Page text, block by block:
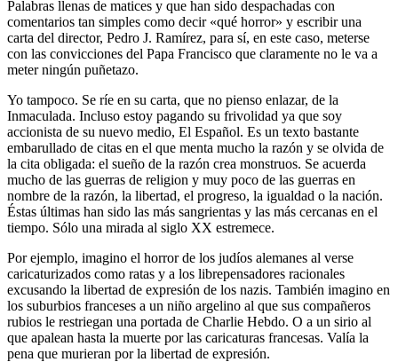
Palabras llenas de matices y que han sido despachadas con
comentarios tan simples como decir «qué horror» y escribir una
carta del director, Pedro J. Ramírez, para sí, en este caso, meterse
con las convicciones del Papa Francisco que claramente no le va a
meter ningún puñetazo.
Yo tampoco. Se ríe en su carta, que no pienso enlazar, de la
Inmaculada. Incluso estoy pagando su frivolidad ya que soy
accionista de su nuevo medio, El Español. Es un texto bastante
embarullado de citas en el que menta mucho la razón y se olvida de
la cita obligada: el sueño de la razón crea monstruos. Se acuerda
mucho de las guerras de religion y muy poco de las guerras en
nombre de la razón, la libertad, el progreso, la igualdad o la nación.
Éstas últimas han sido las más sangrientas y las más cercanas en el
tiempo. Sólo una mirada al siglo XX estremece.
Por ejemplo, imagino el horror de los judíos alemanes al verse
caricaturizados como ratas y a los librepensadores racionales
excusando la libertad de expresión de los nazis. También imagino en
los suburbios franceses a un niño argelino al que sus compañeros
rubios le restriegan una portada de Charlie Hebdo. O a un sirio al
que apalean hasta la muerte por las caricaturas francesas. Valía la
pena que murieran por la libertad de expresión.